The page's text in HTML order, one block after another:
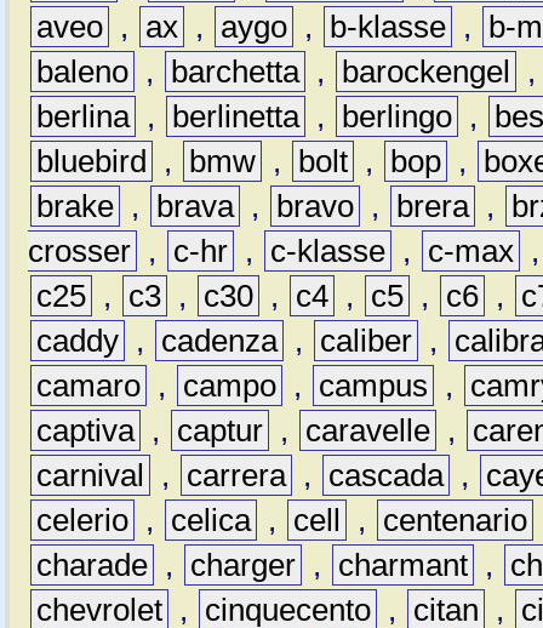
aveo , ax , aygo , b-klasse ,
b-
baleno , barchetta , barockengel
berlina , berlinetta , berlingo ,
bluebird
, bmw , bolt , bop ,
brake , brava , bravo , brera ,
crosser , c-hr , c-klasse , c-max
c25 , c3 , c30 , c4 , c5 , c6 ,
caddy , cadenza , caliber ,
camaro , campo , campus ,
captiva , captur , caravelle ,
carnival
, carrera , cascada ,
celerio , celica , cell , centenario
charade , charger , charmant ,
chevrolet , cinquecento , citan ,